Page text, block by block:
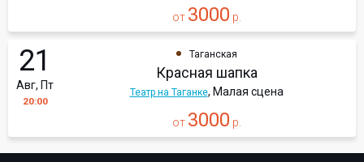
от 3000 р.
21
Авг, Пт
20:00
Таганская
Красная шапка
Театр на Таганке, Малая сцена
от 3000 р.